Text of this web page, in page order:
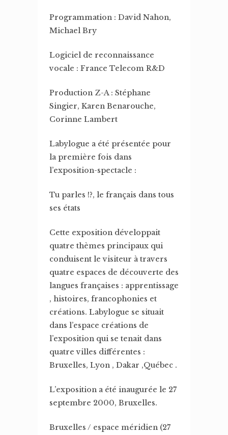
Programmation : David Nahon,
Michael Bry
Logiciel de reconnaissance
vocale : France Telecom R&D
Production Z-A : Stéphane
Singier, Karen Benarouche,
Corinne Lambert
Labylogue a été présentée pour
la première fois dans
l’exposition-spectacle :
Tu parles !?, le français dans tous
ses états
Cette exposition développait
quatre thèmes principaux qui
conduisent le visiteur à travers
quatre espaces de découverte des
langues françaises : apprentissage
, histoires, francophonies et
créations. Labylogue se situait
dans l’espace créations de
l’exposition qui se tenait dans
quatre villes différentes :
Bruxelles, Lyon , Dakar ,Québec .
L’exposition a été inaugurée le 27
septembre 2000, Bruxelles.
Bruxelles / espace méridien (27